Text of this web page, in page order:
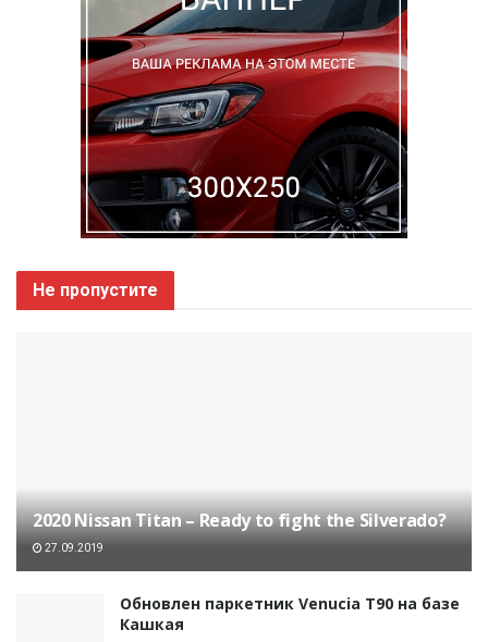
Не пропустите
2020 Nissan Titan – Ready to fight the Silverado?
27.09.2019
Обновлен паркетник Venucia T90 на базе
Кашкая